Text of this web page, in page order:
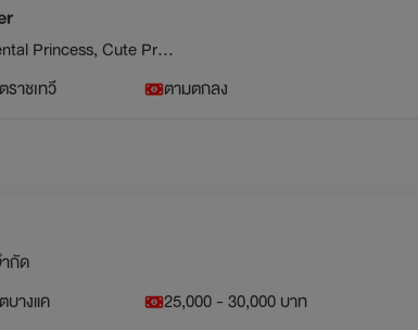
SSUP GROUP : Oriental Princess, Cute Press, GNC
าชเทวี ตามตกลง
กัด
บางแค 25,000 - 30,000 บาท